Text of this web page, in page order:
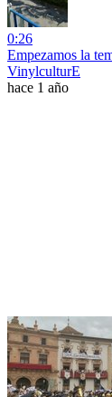
0:26
Empezamos la
VinylculturE
hace 1 año